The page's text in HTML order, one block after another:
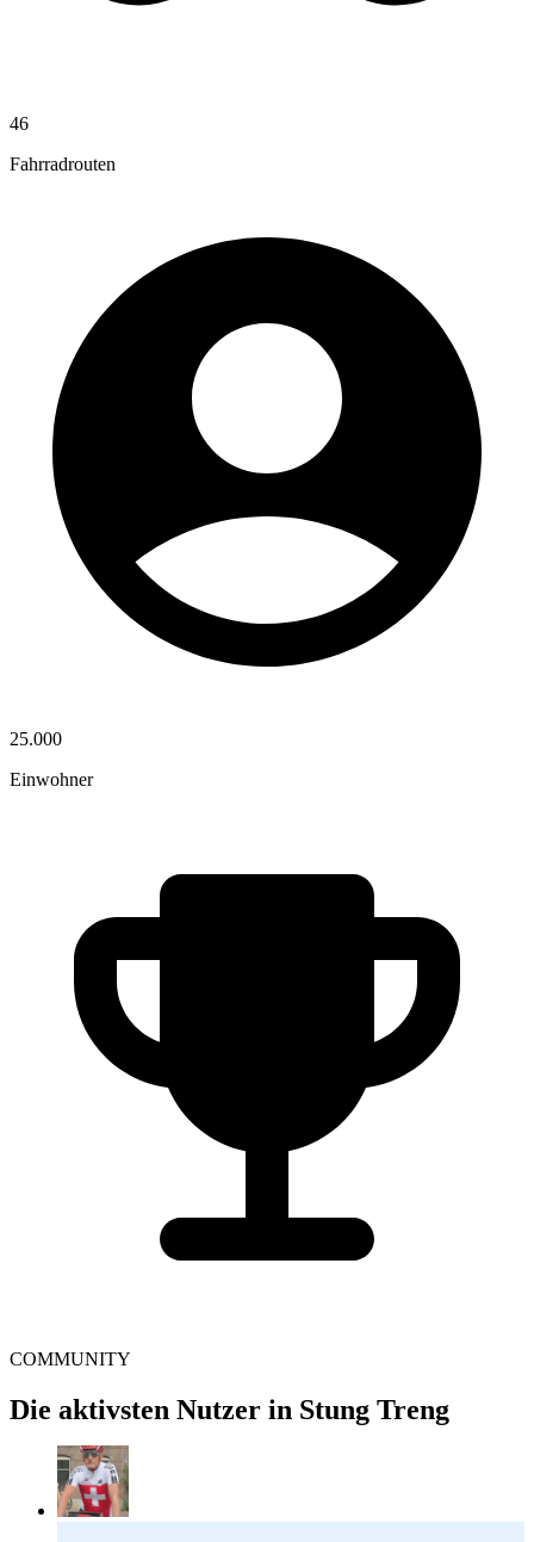
46
Fahrradrouten
25.000
Einwohner
COMMUNITY
Die aktivsten Nutzer in Stung Treng